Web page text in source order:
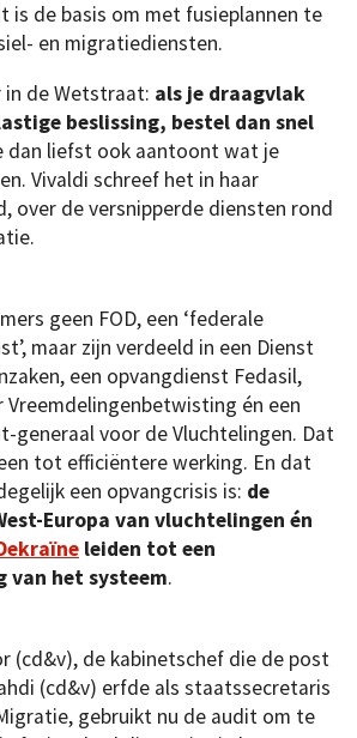
is de basis om met fusieplannen te
en migratiediensten.
in de Wetstraat: als je draagvlak
beslissing, bestel dan snel
dan liefst ook aantoont wat je
Vivaldi schreef het in haar
over de versnipperde diensten rond
geen FOD, een ‘federale
maar zijn verdeeld in een Dienst
een opvangdienst Fedasil,
Vreemdelingenbetwisting én een
generaal voor de Vluchtelingen. Dat
tot efficiëntere werking. En dat
een opvangcrisis is: de
Europa van vluchtelingen én
leiden tot een
van het systeem.
(cd&v), de kabinetschef die de post
(cd&v) erfde als staatssecretaris
gebruikt nu de audit om te